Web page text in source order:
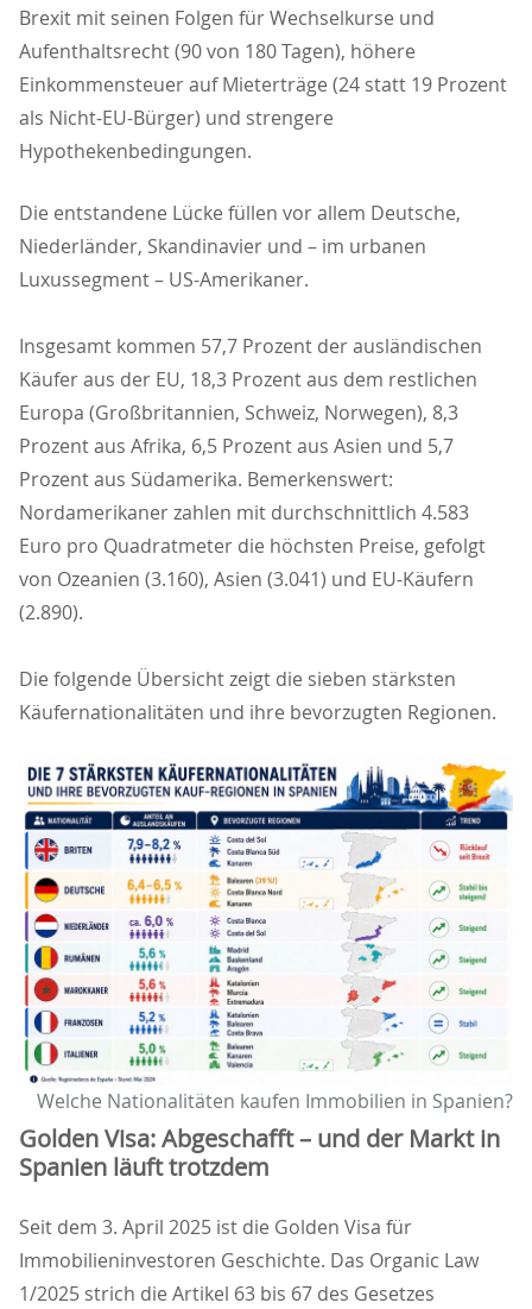
Brexit mit seinen Folgen für Wechselkurse und
Aufenthaltsrecht (90 von 180 Tagen), höhere
Einkommensteuer auf Mieterträge (24 statt 19 Prozent
als Nicht-EU-Bürger) und strengere
Hypothekenbedingungen.
Die entstandene Lücke füllen vor allem Deutsche,
Niederländer, Skandinavier und – im urbanen
Luxussegment – US-Amerikaner.
Insgesamt kommen 57,7 Prozent der ausländischen
Käufer aus der EU, 18,3 Prozent aus dem restlichen
Europa (Großbritannien, Schweiz, Norwegen), 8,3
Prozent aus Afrika, 6,5 Prozent aus Asien und 5,7
Prozent aus Südamerika. Bemerkenswert:
Nordamerikaner zahlen mit durchschnittlich 4.583
Euro pro Quadratmeter die höchsten Preise, gefolgt
von Ozeanien (3.160), Asien (3.041) und EU-Käufern
(2.890).
Die folgende Übersicht zeigt die sieben stärksten
Käufernationalitäten und ihre bevorzugten Regionen.
Welche Nationalitäten kaufen Immobilien in Spanien?
Golden Visa: Abgeschafft – und der Markt in
Spanien läuft trotzdem
Seit dem 3. April 2025 ist die Golden Visa für
Immobilieninvestoren Geschichte. Das Organic Law
1/2025 strich die Artikel 63 bis 67 des Gesetzes